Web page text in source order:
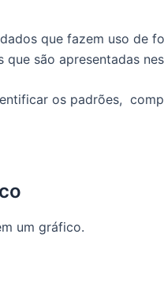
que fazem uso de
são apresentadas
os padrões,
um gráfico.